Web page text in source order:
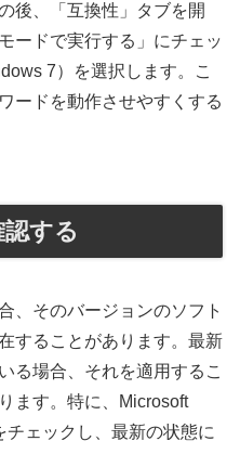
後、「互換性」タブを開
ードで実行する」にチェッ
7）を選択します。こ
ードを動作させやすくする
する
、そのバージョンのソフト
することがあります。最新
る場合、それを適用するこ
ます。特に、Microsoft
ェックし、最新の状態に